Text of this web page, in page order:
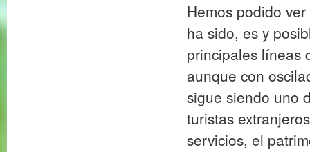
Hemos podido
ha sido, es y
principales líneas
aunque con
sigue siendo uno
turistas
servicios, el